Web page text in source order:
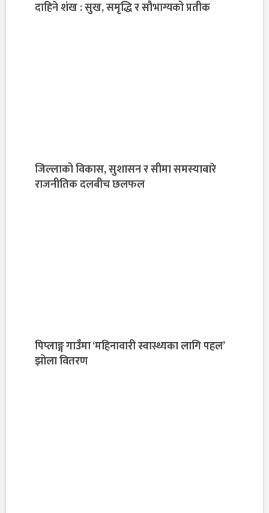
दाहिने शंख : सुख, समृद्धि र सौभाग्यको प्रतीक
जिल्लाको विकास, सुशासन र सीमा समस्याबारे
राजनीतिक दलबीच छलफल
पिप्लाङ्ग गाउँमा ‘महिनावारी स्वास्थ्यका लागि पहल’
झोला वितरण